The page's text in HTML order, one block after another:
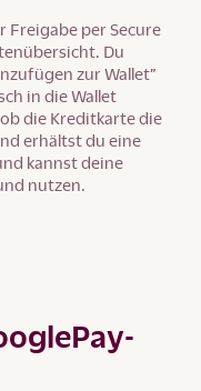
Freigabe per Secure
Du
zur Wallet”
in die Wallet
die Kreditkarte die
erhältst du eine
kannst deine
nutzen.